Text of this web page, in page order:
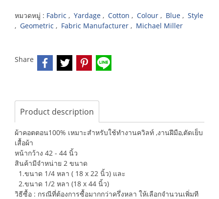
หมวดหมู่ : Fabric , Yardage , Cotton , Colour , Blue , Style
, Geometric , Fabric Manufacturer , Michael Miller
Share
Product description
ผ้าคอตตอน100% เหมาะสำหรับใช้ทำงานควิลท์ ,งานฝีมือ,ตัดเย็บ
เสื้อผ้า
หน้ากว้าง 42 - 44 นิ้ว
สินค้ามีจำหน่าย 2 ขนาด
1.ขนาด 1/4 หลา ( 18 x 22 นิ้ว) และ
2.ขนาด 1/2 หลา (18 x 44 นิ้ว)
วิธีซื้อ : กรณีที่ต้องการซื้อมากกว่าครึ่งหลา ให้เลือกจำนวนเพิ่มที